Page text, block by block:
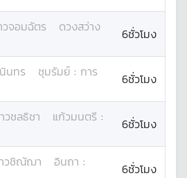
จอมฉัตร
ดวงสว่าง
6ชั่วโมง
นทร ชุมรัมย์ : การ
6ชั่วโมง
วชลธิชา แก้วมนตรี :
6ชั่วโมง
วชิณัฌา อินถา :
6ชั่วโมง